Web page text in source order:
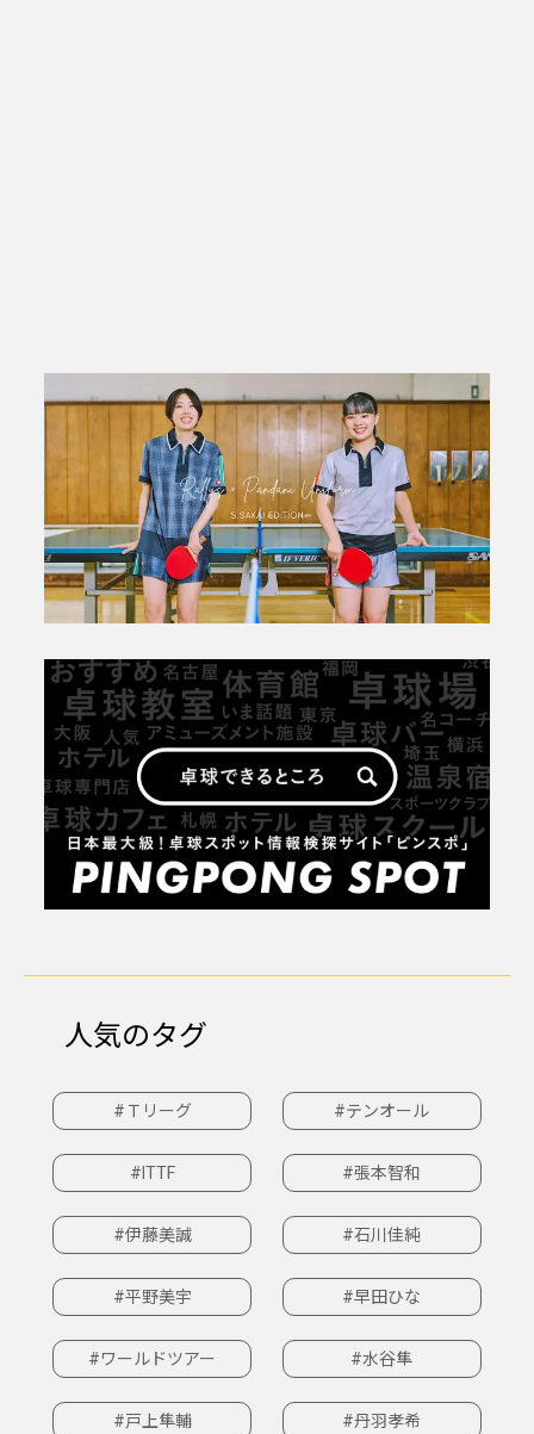
人気のタグ
#Ｔリーグ #テンオール
#ITTF #張本智和
#伊藤美誠 #石川佳純
#平野美宇 #早田ひな
#ワールドツアー #水谷隼
#戸上隼輔 #丹羽孝希